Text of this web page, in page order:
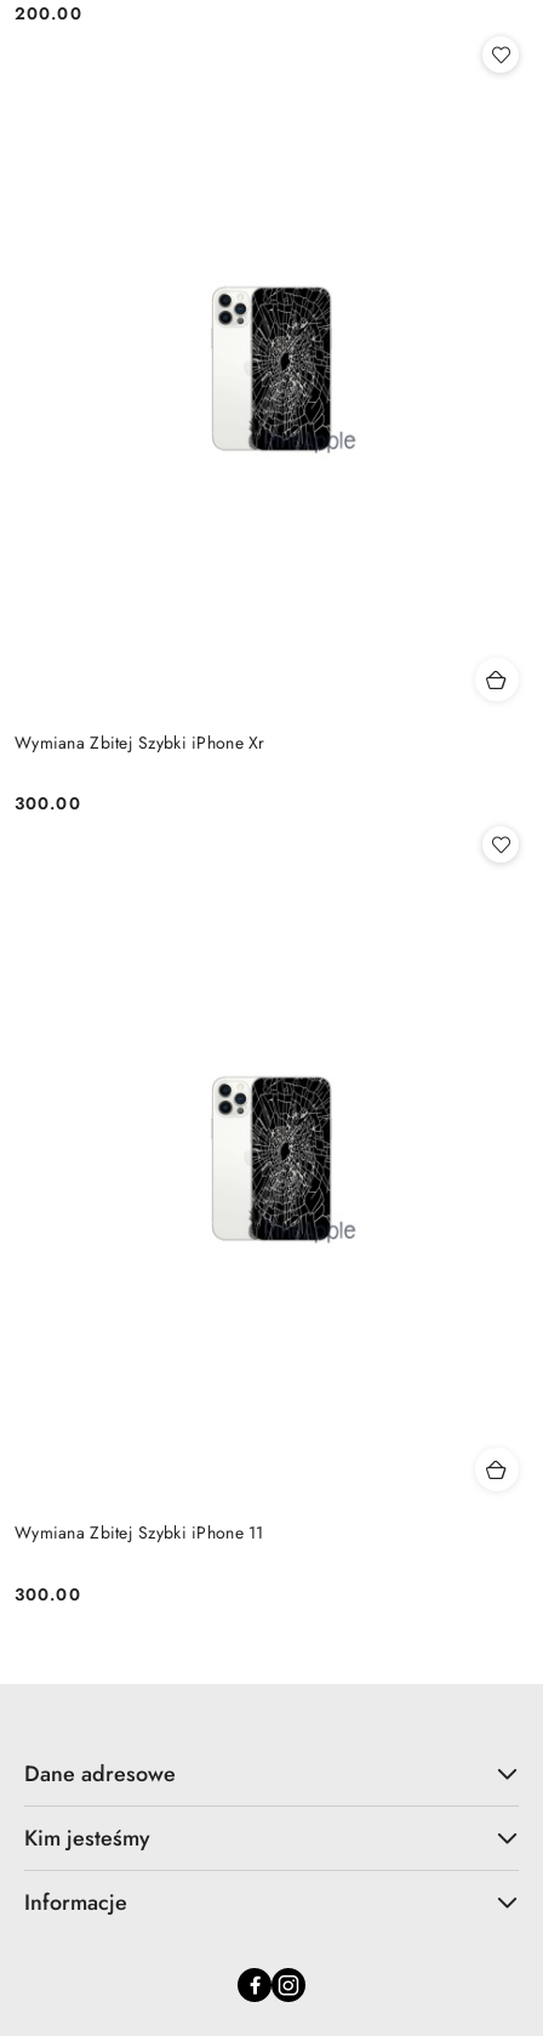
Cena:
200.00
Wymiana Zbitej Szybki iPhone Xr
Cena:
300.00
Wymiana Zbitej Szybki iPhone 11
Cena:
300.00
Dane adresowe
Kim jesteśmy
Informacje